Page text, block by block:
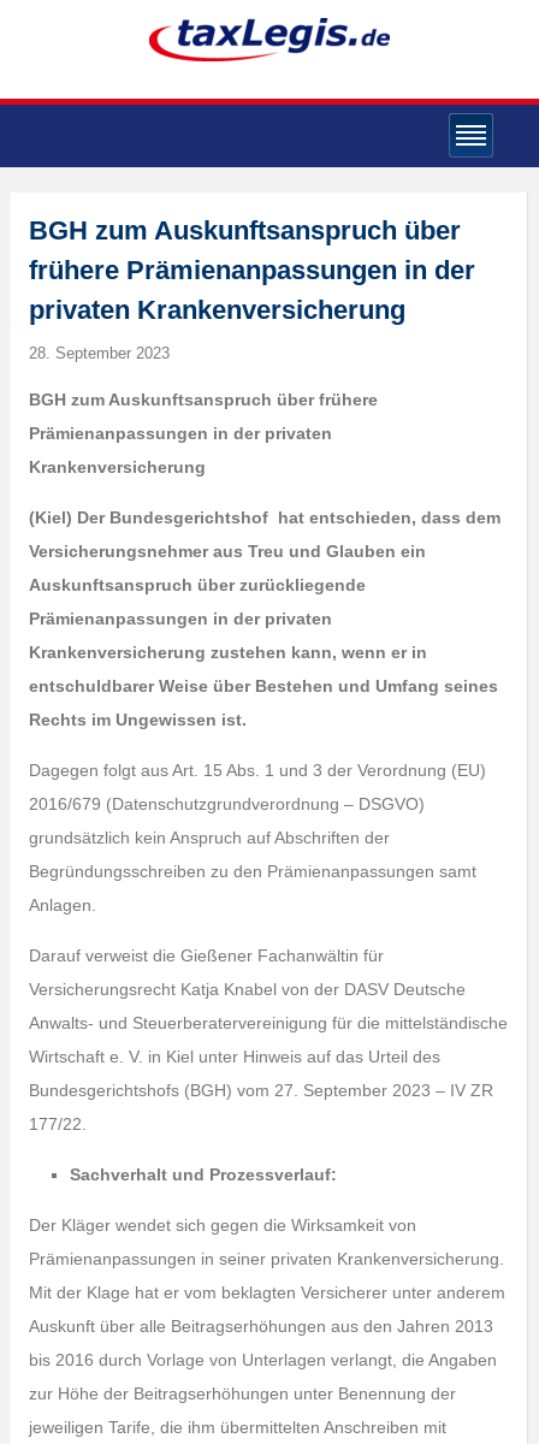
BGH zum Auskunftsanspruch über
frühere Prämienanpassungen in der
privaten Krankenversicherung
28. September 2023
BGH zum Auskunftsanspruch über frühere
Prämienanpassungen in der privaten
Krankenversicherung
(Kiel) Der Bundesgerichtshof hat entschieden, dass dem
Versicherungsnehmer aus Treu und Glauben ein
Auskunftsanspruch über zurückliegende
Prämienanpassungen in der privaten
Krankenversicherung zustehen kann, wenn er in
entschuldbarer Weise über Bestehen und Umfang seines
Rechts im Ungewissen ist.
Dagegen folgt aus Art. 15 Abs. 1 und 3 der Verordnung (EU)
2016/679 (Datenschutzgrundverordnung – DSGVO)
grundsätzlich kein Anspruch auf Abschriften der
Begründungsschreiben zu den Prämienanpassungen samt
Anlagen.
Darauf verweist die Gießener Fachanwältin für
Versicherungsrecht Katja Knabel von der DASV Deutsche
Anwalts- und Steuerberatervereinigung für die mittelständische
Wirtschaft e. V. in Kiel unter Hinweis auf das Urteil des
Bundesgerichtshofs (BGH) vom 27. September 2023 – IV ZR
177/22.
Sachverhalt und Prozessverlauf:
Der Kläger wendet sich gegen die Wirksamkeit von
Prämienanpassungen in seiner privaten Krankenversicherung.
Mit der Klage hat er vom beklagten Versicherer unter anderem
Auskunft über alle Beitragserhöhungen aus den Jahren 2013
bis 2016 durch Vorlage von Unterlagen verlangt, die Angaben
zur Höhe der Beitragserhöhungen unter Benennung der
jeweiligen Tarife, die ihm übermittelten Anschreiben mit